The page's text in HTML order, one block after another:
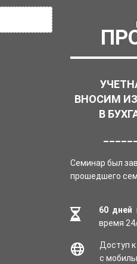
ВНОСИМ
В
Семинар был
прошедшего
60 дней
время
Доступ
с